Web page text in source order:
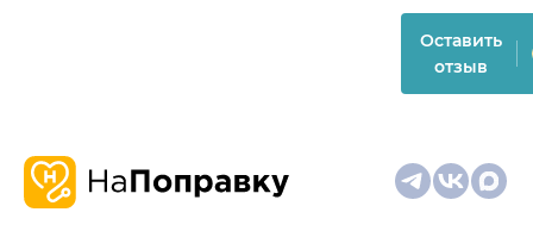
Оставить
отзыв